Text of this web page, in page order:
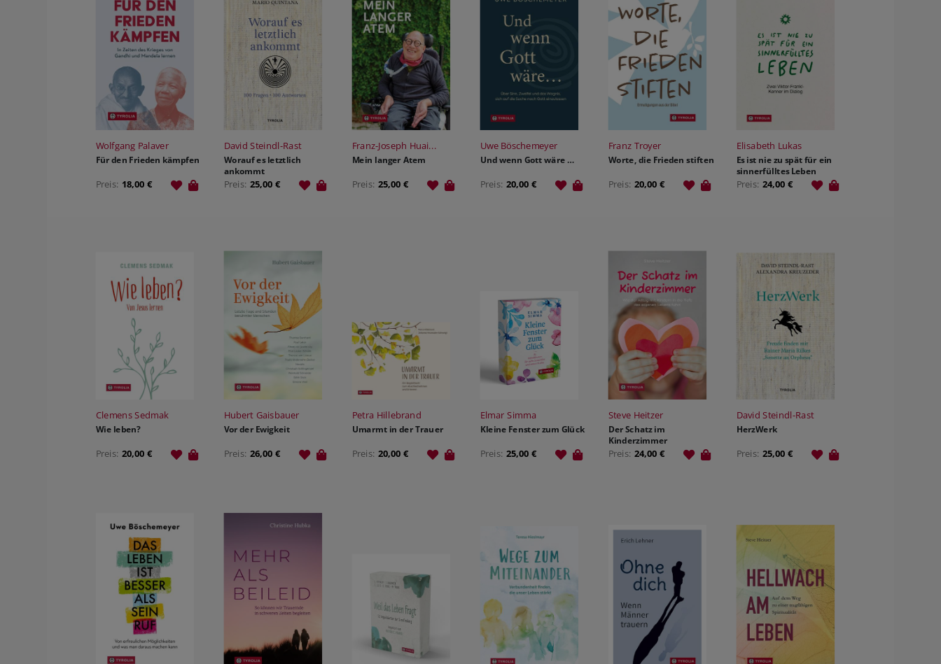
HILDEGARD VON BINGEN THEOLOGIE - FACHBUCH
SCHULBUCH KATH. RELIGION SONDERANGEBOTE
SAGEN & MÄRCHEN SONDERANGEBOTE
VORARLBERG
THEMENFOLDER MANUSKRIPTEINREICHUNGEN
VERLAGSGRUPPE ENGAGEMENT AUTOR:INNEN UND ILLUSTRATOR:INNEN
PREISE & AUSZEICHNUNGEN PARTNER
VIDEOMATERIAL VERANSTALTUNGSANGEBOT
Wolfgang Palaver
Für den Frieden kämpfen
Preis: 18,00 €
David Steindl-Rast
Worauf es letztlich
ankommt
Preis: 25,00 €
Franz-Joseph Huai...
Mein langer Atem
Preis: 25,00 €
Uwe Böschemeyer
Und wenn Gott wäre …
Preis: 20,00 €
Franz Troyer
Worte, die Frieden stiften
Preis: 20,00 €
Elisabeth Lukas
Es ist nie zu spät für ein
sinnerfülltes Leben
Preis: 24,00 €
Clemens Sedmak
Wie leben?
Preis: 20,00 €
Hubert Gaisbauer
Vor der Ewigkeit
Preis: 26,00 €
Petra Hillebrand
Umarmt in der Trauer
Preis: 20,00 €
Elmar Simma
Kleine Fenster zum Glück
Preis: 25,00 €
Steve Heitzer
Der Schatz im
Kinderzimmer
Preis: 24,00 €
David Steindl-Rast
HerzWerk
Preis: 25,00 €